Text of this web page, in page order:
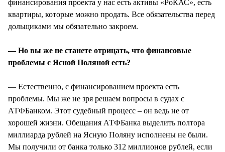
финансирования проекта у нас есть активы «РоКАС», есть
квартиры, которые можно продать. Все обязательства перед
дольщиками мы обязательно закроем.
— Но вы же не станете отрицать, что финансовые
проблемы с Ясной Поляной есть?
— Естественно, с финансированием проекта есть
проблемы. Мы же не зря решаем вопросы в судах с
АТФБанком. Этот судебный процесс – он ведь не от
хорошей жизни. Обещания АТФБанка выделить полтора
миллиарда рублей на Ясную Поляну исполнены не были.
Мы получили от банка только 312 миллионов рублей, если